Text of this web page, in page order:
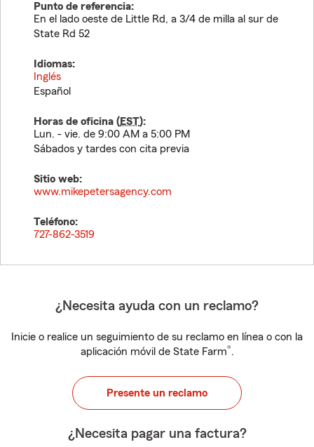
Punto de referencia:
En el lado oeste de Little Rd, a 3/4 de milla al sur de
State Rd 52
Idiomas:
Inglés
Español
Horas de oficina (EST):
Lun. - vie. de 9:00 AM a 5:00 PM
Sábados y tardes con cita previa
Sitio web:
www.mikepetersagency.com
Teléfono:
727-862-3519
¿Necesita ayuda con un reclamo?
Inicie o realice un seguimiento de su reclamo en línea o con la
aplicación móvil de State Farm®.
Presente un reclamo
¿Necesita pagar una factura?